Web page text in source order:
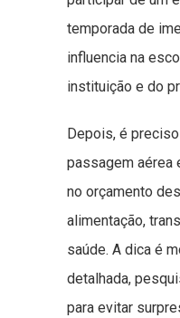
temporada de
influencia na
instituição e do
Depois, é
passagem aérea
no orçamento
alimentação,
saúde. A dica é
detalhada,
para evitar